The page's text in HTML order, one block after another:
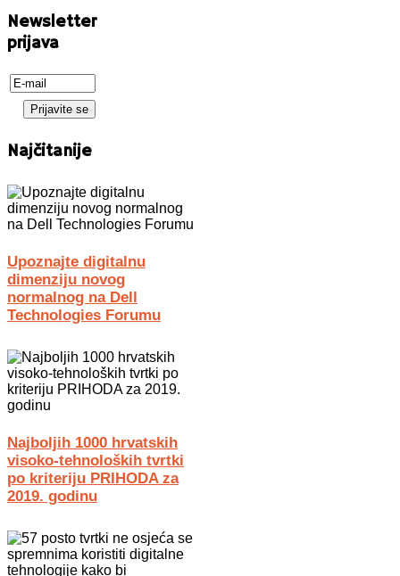
Newsletter
prijava
Najčitanije
Upoznajte digitalnu
dimenziju novog
normalnog na Dell
Technologies Forumu
Najboljih 1000 hrvatskih
visoko-tehnoloških tvrtki
po kriteriju PRIHODA za
2019. godinu